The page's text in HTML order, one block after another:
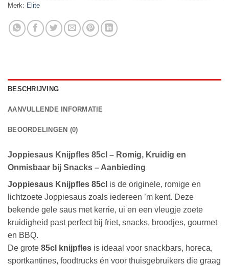
Merk: Elite
BESCHRIJVING
AANVULLENDE INFORMATIE
BEOORDELINGEN (0)
Joppiesaus Knijpfles 85cl – Romig, Kruidig en
Onmisbaar bij Snacks – Aanbieding
Joppiesaus Knijpfles 85cl is de originele, romige en
lichtzoete Joppiesaus zoals iedereen ’m kent. Deze
bekende gele saus met kerrie, ui en een vleugje zoete
kruidigheid past perfect bij friet, snacks, broodjes, gourmet
en BBQ.
De grote 85cl knijpfles is ideaal voor snackbars, horeca,
sportkantines, foodtrucks én voor thuisgebruikers die graag